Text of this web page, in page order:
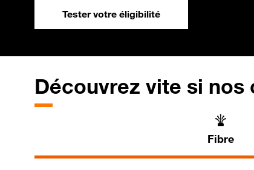
Tester votre éligibilité
Découvrez vite si
Fibre